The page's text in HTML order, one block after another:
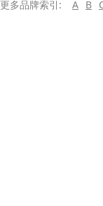
更多品牌索引:
A B